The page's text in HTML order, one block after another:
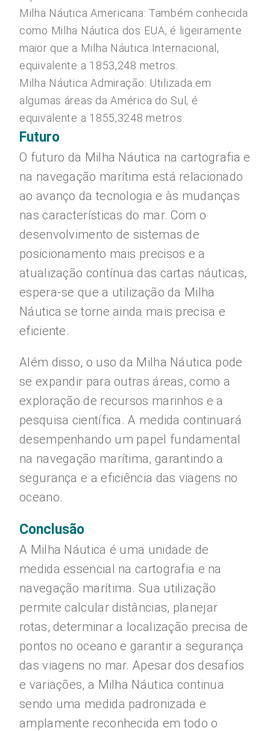
Milha Náutica Americana: Também conhecida
como Milha Náutica dos EUA, é ligeiramente
maior que a Milha Náutica Internacional,
equivalente a 1853,248 metros.
Milha Náutica Admiração: Utilizada em
algumas áreas da América do Sul, é
equivalente a 1855,3248 metros.
Futuro
O futuro da Milha Náutica na cartografia e
na navegação marítima está relacionado
ao avanço da tecnologia e às mudanças
nas características do mar. Com o
desenvolvimento de sistemas de
posicionamento mais precisos e a
atualização contínua das cartas náuticas,
espera-se que a utilização da Milha
Náutica se torne ainda mais precisa e
eficiente.
Além disso, o uso da Milha Náutica pode
se expandir para outras áreas, como a
exploração de recursos marinhos e a
pesquisa científica. A medida continuará
desempenhando um papel fundamental
na navegação marítima, garantindo a
segurança e a eficiência das viagens no
oceano.
Conclusão
A Milha Náutica é uma unidade de
medida essencial na cartografia e na
navegação marítima. Sua utilização
permite calcular distâncias, planejar
rotas, determinar a localização precisa de
pontos no oceano e garantir a segurança
das viagens no mar. Apesar dos desafios
e variações, a Milha Náutica continua
sendo uma medida padronizada e
amplamente reconhecida em todo o